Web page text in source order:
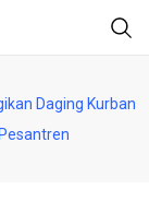
Daging Kurban